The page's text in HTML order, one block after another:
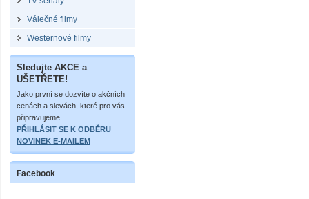
Válečné filmy
Westernové filmy
Sledujte AKCE a
UŠETŘETE!
Jako první se dozvíte o akčních
cenách a slevách, které pro vás
připravujeme.
PŘIHLÁSIT SE K ODBĚRU
NOVINEK E-MAILEM
Facebook